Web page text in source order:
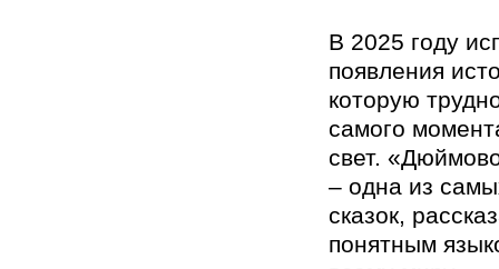
В 2025 году
появления
которую
самого
свет.
– одна из
сказок,
понятным